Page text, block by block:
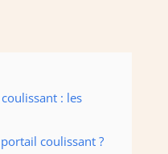
: les
coulissant ?